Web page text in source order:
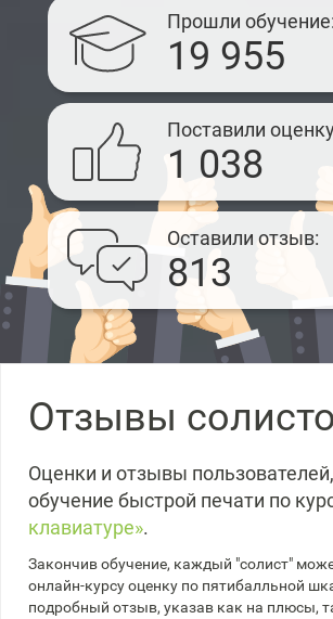
Прошли обучение
19 955
Поставили
1 038
Оставили отзыв
813
Отзывы
Оценки и отзывы
обучение быстрой печати по
клавиатуре».
Закончив обучение, каждый "солист"
онлайн-курсу оценку по пятибалльной
подробный отзыв, указав как на плюсы,